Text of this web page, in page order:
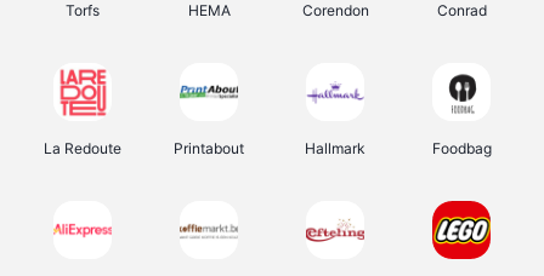
Torfs HEMA Corendon Conrad
La Redoute Printabout Hallmark Foodbag